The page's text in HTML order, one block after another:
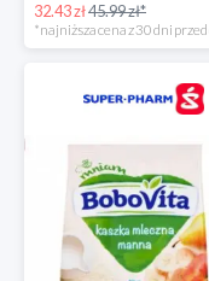
32.43 zł45.99 zł*